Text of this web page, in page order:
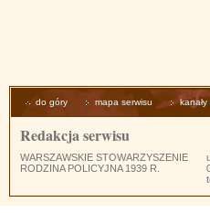
do góry mapa serwisu kanały
Redakcja serwisu
WARSZAWSKIE STOWARZYSZENIE
RODZINA POLICYJNA 1939 R.